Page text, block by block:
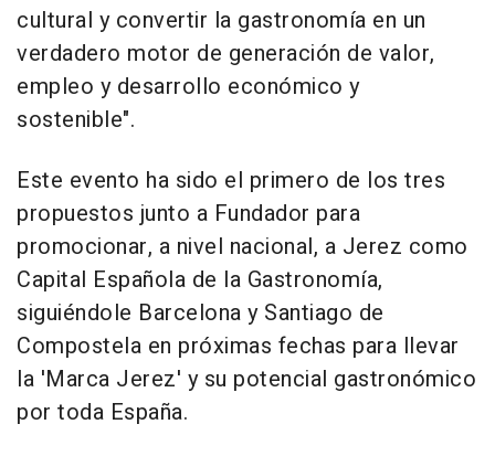
cultural y convertir la gastronomía en un
verdadero motor de generación de valor,
empleo y desarrollo económico y
sostenible".
Este evento ha sido el primero de los tres
propuestos junto a Fundador para
promocionar, a nivel nacional, a Jerez como
Capital Española de la Gastronomía,
siguiéndole Barcelona y Santiago de
Compostela en próximas fechas para llevar
la 'Marca Jerez' y su potencial gastronómico
por toda España.